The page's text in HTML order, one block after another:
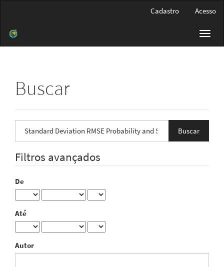
Barra
Cadastro Acesso
Buscar
termo
Filtros avançados
De
Até
Autor